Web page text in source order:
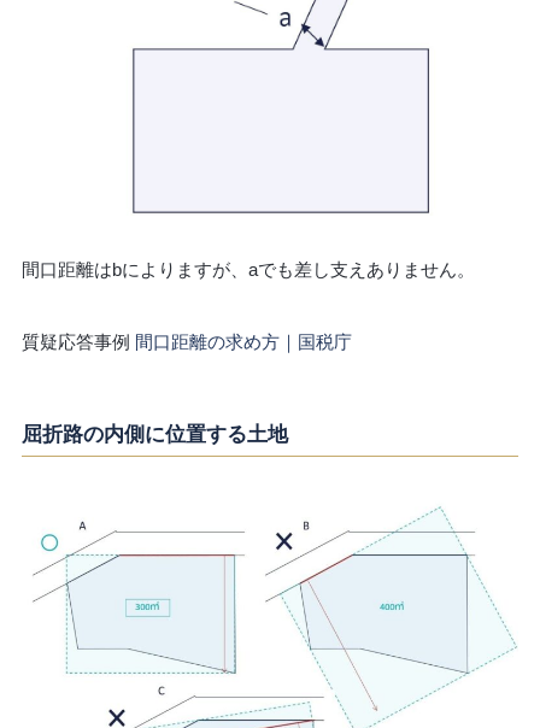
間口距離はbによりますが、aでも差し支えありません。
質疑応答事例 間口距離の求め方｜国税庁
屈折路の内側に位置する土地